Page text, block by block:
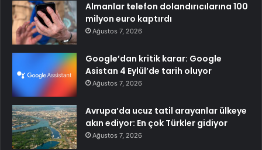
Almanlar telefon dolandırıcılarına 100
milyon euro kaptırdı
Ağustos 7, 2026
Google’dan kritik karar: Google
Asistan 4 Eylül’de tarih oluyor
Ağustos 7, 2026
Avrupa’da ucuz tatil arayanlar ülkeye
akın ediyor: En çok Türkler gidiyor
Ağustos 7, 2026